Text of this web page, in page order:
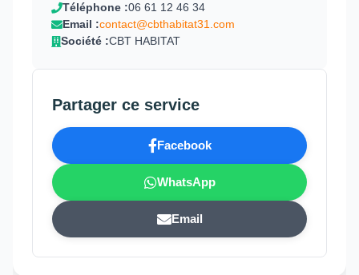
Téléphone :06 61 12 46 34
Email :contact@cbthabitat31.com
Société :CBT HABITAT
Partager ce service
Facebook
WhatsApp
Email